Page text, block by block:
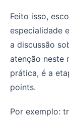
Feito isso,
especialidade
a discussão
atenção neste
prática, é a
points.
Por exemplo: